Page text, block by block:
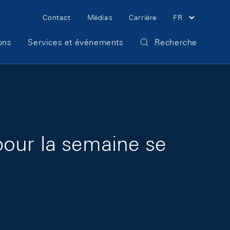
Meta Navigation
Contact Médias Carrière FR
Services et événements Recherche
la semaine se